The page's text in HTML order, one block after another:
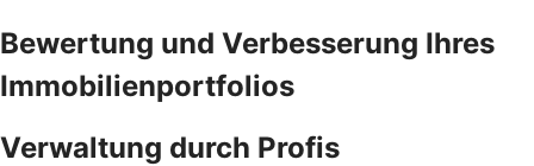
Bewertung und Verbesserung Ihres
Immobilienportfolios
Verwaltung durch Profis